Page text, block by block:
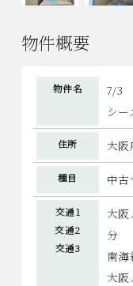
物件概要
物件名
7/3
シ
住所 大阪
種目 中古
交通1
交通2
交通3
大
分
南
大